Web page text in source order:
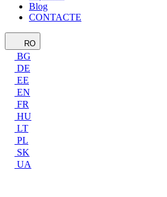
Blog
CONTACTE
RO
BG
DE
EE
EN
FR
HU
LT
PL
SK
UA